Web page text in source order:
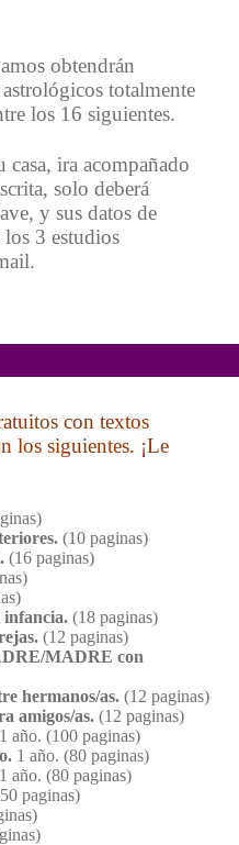
obtendrán
totalmente
los 16 siguientes.
casa, ira acompañado
solo deberá
y sus datos de
3 estudios
con textos
los siguientes. ¡Le
(10 paginas)
(16 paginas)
infancia. (18 paginas)
(12 paginas)
MADRE con
hermanos/as. (12 paginas)
amigos/as. (12 paginas)
1 año. (100 paginas)
1 año. (80 paginas)
1 año. (80 paginas)
paginas)